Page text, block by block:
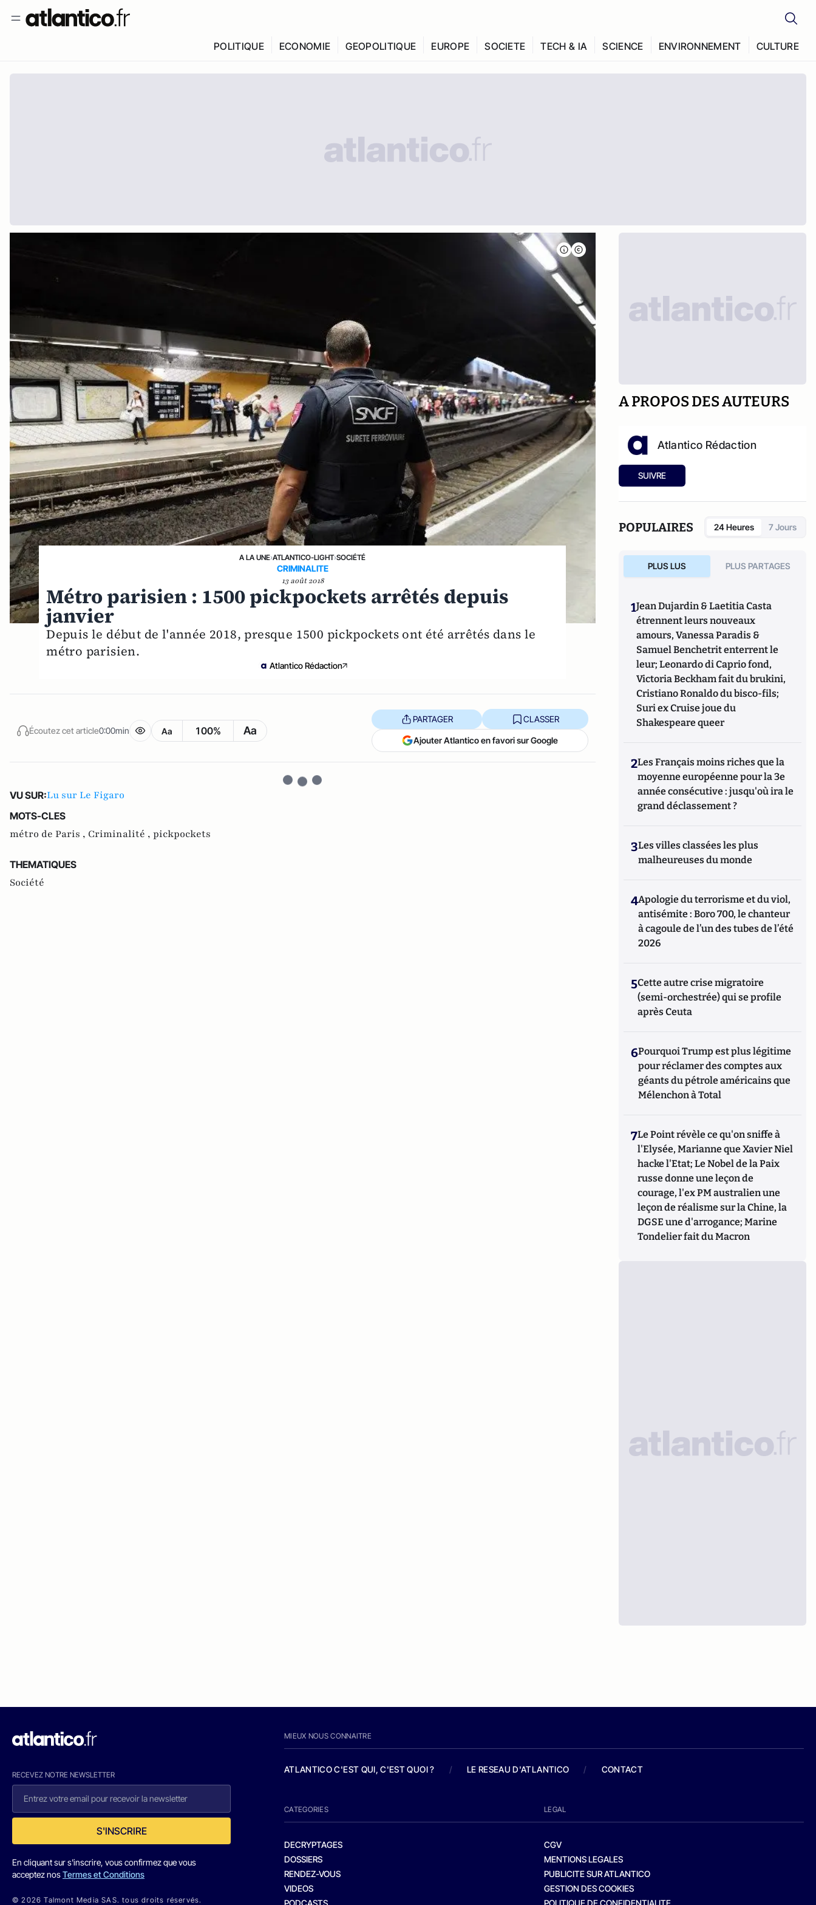
POLITIQUE ECONOMIE GEOPOLITIQUE EUROPE SOCIETE TECH & IA SCIENCE ENVIRONNEMENT CULTURE
A LA UNE›ATLANTICO-LIGHT›SOCIÉTÉ
CRIMINALITE
13 août 2018
Métro parisien : 1500 pickpockets arrêtés depuis
janvier
Depuis le début de l'année 2018, presque 1500 pickpockets ont été arrêtés dans le
métro parisien.
Atlantico Rédaction
Écoutez cet article0:00min Aa 100% Aa
PARTAGER CLASSER
Ajouter Atlantico en favori sur Google
VU SUR:Lu sur Le Figaro
MOTS-CLES
métro de Paris , Criminalité , pickpockets
THEMATIQUES
Société
A PROPOS DES AUTEURS
Atlantico Rédaction
SUIVRE
POPULAIRES 24 Heures 7 Jours
PLUS LUS PLUS PARTAGES
1Jean Dujardin & Laetitia Casta
étrennent leurs nouveaux
amours, Vanessa Paradis &
Samuel Benchetrit enterrent le
leur; Leonardo di Caprio fond,
Victoria Beckham fait du brukini,
Cristiano Ronaldo du bisco-fils;
Suri ex Cruise joue du
Shakespeare queer
2Les Français moins riches que la
moyenne européenne pour la 3e
année consécutive : jusqu'où ira le
grand déclassement ?
3Les villes classées les plus
malheureuses du monde
4Apologie du terrorisme et du viol,
antisémite : Boro 700, le chanteur
à cagoule de l’un des tubes de l’été
2026
5Cette autre crise migratoire
(semi-orchestrée) qui se profile
après Ceuta
6Pourquoi Trump est plus légitime
pour réclamer des comptes aux
géants du pétrole américains que
Mélenchon à Total
7Le Point révèle ce qu'on sniffe à
l'Elysée, Marianne que Xavier Niel
hacke l'Etat; Le Nobel de la Paix
russe donne une leçon de
courage, l'ex PM australien une
leçon de réalisme sur la Chine, la
DGSE une d'arrogance; Marine
Tondelier fait du Macron
RECEVEZ NOTRE NEWSLETTER
S'INSCRIRE
En cliquant sur s'inscrire, vous confirmez que vous
acceptez nosTermes et Conditions
© 2026 Talmont Media SAS. tous droits réservés.
MIEUX NOUS CONNAITRE
ATLANTICO C'EST QUI, C'EST QUOI ? / LE RESEAU D'ATLANTICO / CONTACT
CATEGORIES
DECRYPTAGES
DOSSIERS
RENDEZ-VOUS
VIDEOS
PODCASTS
LEGAL
CGV
MENTIONS LEGALES
PUBLICITE SUR ATLANTICO
GESTION DES COOKIES
POLITIQUE DE CONFIDENTIALITE